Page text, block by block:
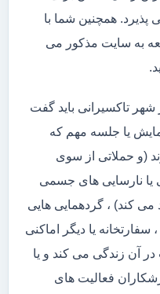
همچنین شما با
به سایت مذکور می
تاکسیرانی باید گفت
یا جلسه مهم که
(و حملاتی از سوی
یا نارسایی های جسمی
می کند) ، گردهمایی هایی
یا دیگر اماکنی
آن زندگی می کند و یا
فعالیت های